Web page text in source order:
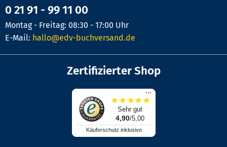
0 21 91 - 99 11 00
Montag - Freitag: 08:30 - 17:00 Uhr
E-Mail: hallo@edv-buchversand.de
Zertifizierter Shop
...
★★★★★
Sehr gut
4,90/5,00
Käuferschutz inklusive